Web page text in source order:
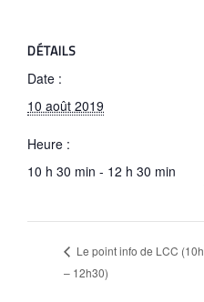
DÉTAILS
Date :
10 août 2019
Heure :
10 h 30 min - 12 h 30 min
Le point info de LCC
– 12h30)